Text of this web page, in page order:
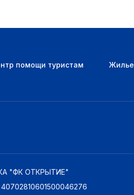
помощи туристам Жилье
"ФК ОТКРЫТИЕ"